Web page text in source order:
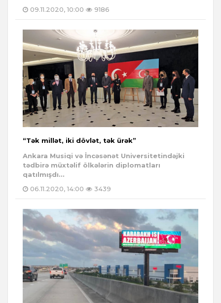
09.11.2020, 10:00
9186
“Tək millət, iki dövlət, tək ürək”
Ankara Musiqi və İncəsənət Universitetindəjki
tədbirə müxtəlif ölkələrin diplomatları
qatılmışdı...
06.11.2020, 14:00
3439